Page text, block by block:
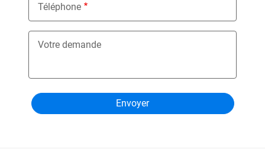
Téléphone
Votre demande